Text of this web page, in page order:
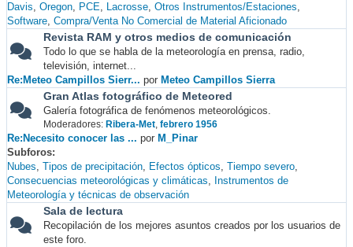
Davis Oregon PCE Lacrosse Otros Instrumentos/Estaciones
Software Compra/Venta No Comercial de Material Aficionado
Revista RAM y otros medios de comunicación
Todo lo que se habla de la meteorología en prensa, radio,
televisión, internet...
Re:Meteo Campillos Sierr... por Meteo Campillos Sierra
Gran Atlas fotográfico de Meteored
Galería fotográfica de fenómenos meteorológicos.
Moderadores: Ribera-Met, febrero 1956
Re:Necesito conocer las ... por M_Pinar
Subforos
Nubes Tipos de precipitación Efectos ópticos Tiempo severo
Consecuencias meteorológicas y climáticas
Instrumentos de
Meteorología y técnicas de observación
Sala de lectura
Recopilación de los mejores asuntos creados por los usuarios de
este foro.